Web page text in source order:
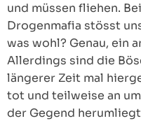
und müssen fliehen.
Drogenmafia stösst
was wohl? Genau, ein
Allerdings sind die
längerer Zeit mal
tot und teilweise an
der Gegend